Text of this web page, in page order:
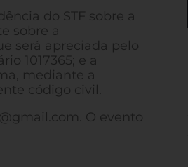
do STF sobre a
sobre a
será apreciada pelo
1017365; e a
mediante a
código civil.
. O evento